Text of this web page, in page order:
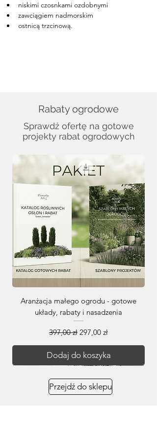
niskimi czosnkami ozdobnymi
zawciągiem nadmorskim
ostnicą trzcinową.
Rabaty ogrodowe
Sprawdź ofertę na gotowe
projekty rabat ogrodowych
Aranżacja małego ogrodu - gotowe
układy, rabaty i nasadzenia
Regularna cena
397,00 zł Cena rabatowa
297,00 zł
Dodaj do koszyka
Przejdź do sklepu